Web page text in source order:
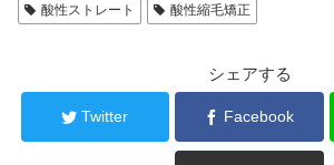
酸性ストレート
酸性縮毛矯正
シェアする
Twitter Facebook